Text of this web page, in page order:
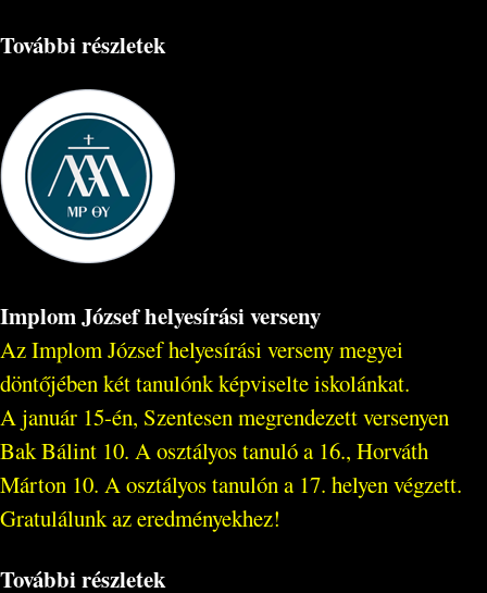
További részletek
Implom József helyesírási verseny
Az Implom József helyesírási verseny megyei
döntőjében két tanulónk képviselte iskolánkat.
A január 15-én, Szentesen megrendezett versenyen
Bak Bálint 10. A osztályos tanuló a 16., Horváth
Márton 10. A osztályos tanulón a 17. helyen végzett.
Gratulálunk az eredményekhez!
További részletek